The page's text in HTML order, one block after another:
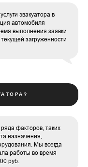
эвакуатора в
автомобиля
выполнения заявки
загруженности
факторов, таких
назначения,
Мы всегда
работы во время
руб.